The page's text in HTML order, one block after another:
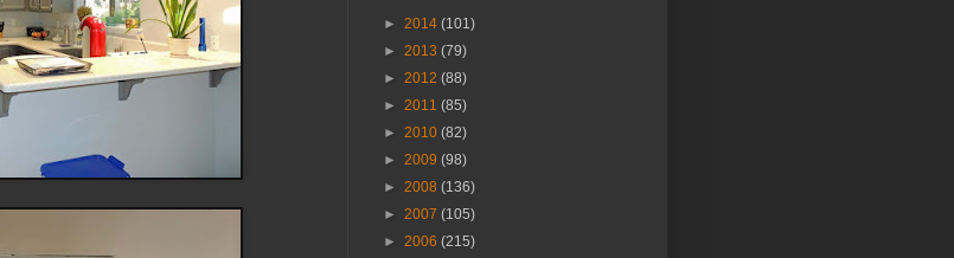
► 2014 (101)
► 2013 (79)
► 2012 (88)
► 2011 (85)
► 2010 (82)
► 2009 (98)
► 2008 (136)
► 2007 (105)
► 2006 (215)